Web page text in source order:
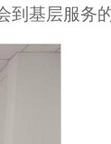
基层服务